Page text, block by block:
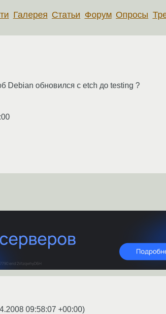
Галерея Статьи Форум Опросы
Debian обновился с etch до testing ?
09:58:07 +00:00)